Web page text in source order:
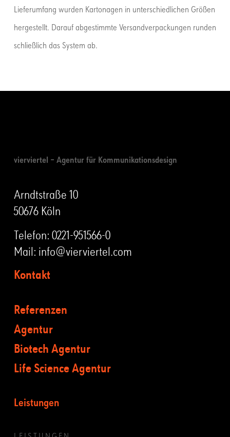
Lieferumfang wurden Kartonagen in unterschiedlichen Größen
hergestellt. Darauf abgestimmte Versandverpackungen runden
schließlich das System ab.
vierviertel – Agentur für Kommunikationsdesign
Arndtstraße 10
50676 Köln
Telefon:0221-951566-0
Mail: info@vierviertel.com
Kontakt
Referenzen
Agentur
Biotech Agentur
Life Science Agentur
Leistungen